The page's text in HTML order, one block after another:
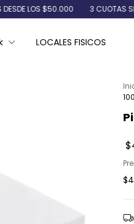
$50.000 3 CUOTAS SIN
LOCALES FISICOS